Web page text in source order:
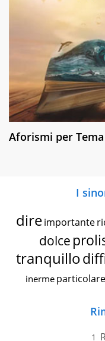
Aforismi per Tema
I
dire importante
dolce
tranquillo
inerme particolare